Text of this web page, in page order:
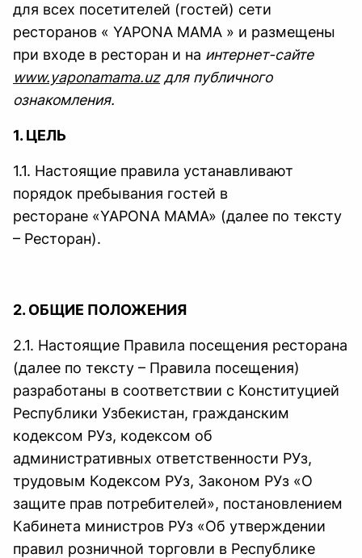
для всех посетителей (гостей) сети
ресторанов « YAPONA MAMA » и размещены
при входе в ресторан и на интернет-сайте
www.yaponamama.uz для публичного
ознакомления.
1. ЦЕЛЬ
1.1. Настоящие правила устанавливают
порядок пребывания гостей в
ресторане «YAPONA MAMA» (далее по тексту
– Ресторан).
2. ОБЩИЕ ПОЛОЖЕНИЯ
2.1. Настоящие Правила посещения ресторана
(далее по тексту – Правила посещения)
разработаны в соответствии с Конституцией
Республики Узбекистан, гражданским
кодексом РУз, кодексом об
административных ответственности РУз,
трудовым Кодексом РУз, Законом РУз «О
защите прав потребителей», постановлением
Кабинета министров РУз «Об утверждении
правил розничной торговли в Республике